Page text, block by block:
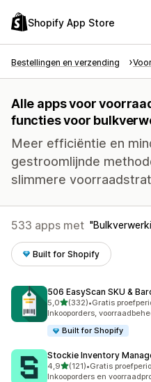
Shopify App Store
Bestellingen en verzending
Alle apps voor
functies voor
Meer efficiëntie en
gestroomlijnde
slimmere
533 apps met
Built for Shopify
506 EasyScan SKU &
5,0van 5 sterren
(332)
332 recensies in totaal
•Gratis
Inkooporders,
Built for Shopify
Stockie Inventory
4,9van 5 sterren
(121)
121 recensies in totaal
•Gratis
Inkooporders en